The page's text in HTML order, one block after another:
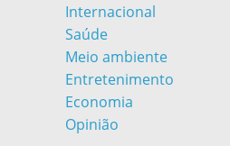
Internacional
Saúde
Meio ambiente
Entretenimento
Economia
Opinião